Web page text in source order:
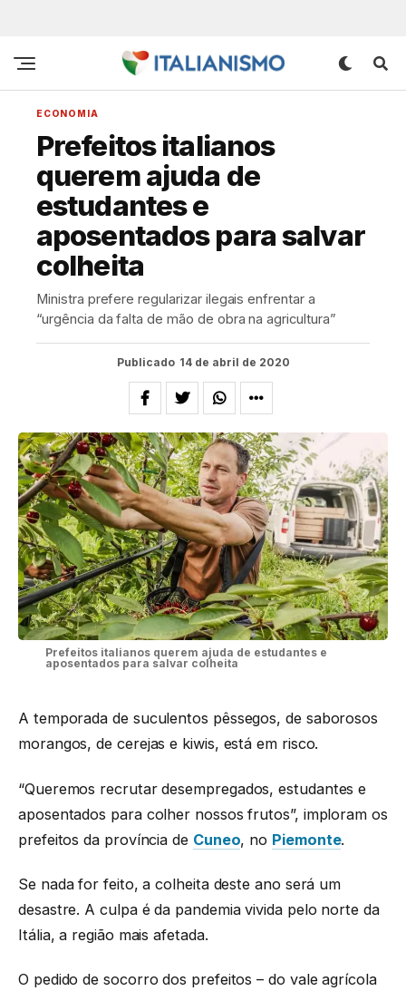
ECONOMIA
Prefeitos italianos
querem ajuda de
estudantes e
aposentados para salvar
colheita
Ministra prefere regularizar ilegais enfrentar a
“urgência da falta de mão de obra na agricultura”
Publicado 14 de abril de 2020
Prefeitos italianos querem ajuda de estudantes e
aposentados para salvar colheita
A temporada de suculentos pêssegos, de saborosos
morangos, de cerejas e kiwis, está em risco.
“Queremos recrutar desempregados, estudantes e
aposentados para colher nossos frutos”, imploram os
prefeitos da província de Cuneo, no Piemonte.
Se nada for feito, a colheita deste ano será um
desastre. A culpa é da pandemia vivida pelo norte da
Itália, a região mais afetada.
O pedido de socorro dos prefeitos – do vale agrícola